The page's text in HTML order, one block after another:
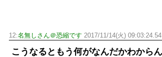
12:名無しさん＠恐縮です 2017/11/14(火)
こうなるともう何がなんだかわから